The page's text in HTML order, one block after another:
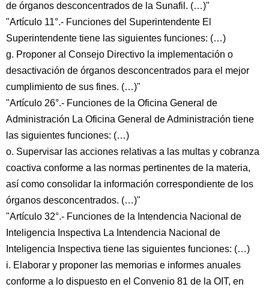
de órganos desconcentrados de la Sunafil. (…)"
"Artículo 11°.- Funciones del Superintendente El
Superintendente tiene las siguientes funciones: (…)
g. Proponer al Consejo Directivo la implementación o
desactivación de órganos desconcentrados para el mejor
cumplimiento de sus fines. (…)"
"Artículo 26°.- Funciones de la Oficina General de
Administración La Oficina General de Administración tiene
las siguientes funciones: (…)
o. Supervisar las acciones relativas a las multas y cobranza
coactiva conforme a las normas pertinentes de la materia,
así como consolidar la información correspondiente de los
órganos desconcentrados. (…)"
"Artículo 32°.- Funciones de la Intendencia Nacional de
Inteligencia Inspectiva La Intendencia Nacional de
Inteligencia Inspectiva tiene las siguientes funciones: (…)
i. Elaborar y proponer las memorias e informes anuales
conforme a lo dispuesto en el Convenio 81 de la OIT, en